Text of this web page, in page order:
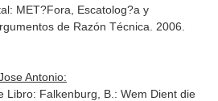
MET?Fora, Escatolog?a y
de Razón Técnica . 2006.
Antonio:
Libro: Falkenburg, B.: Wem Dient die